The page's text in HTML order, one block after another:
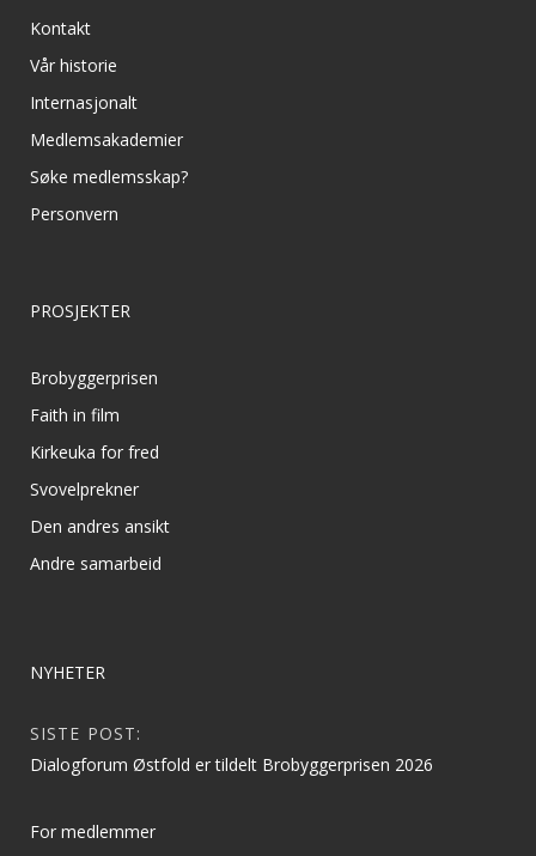
Kontakt
Vår historie
Internasjonalt
Medlemsakademier
Søke medlemsskap?
Personvern
PROSJEKTER
Brobyggerprisen
Faith in film
Kirkeuka for fred
Svovelprekner
Den andres ansikt
Andre samarbeid
NYHETER
SISTE POST:
Dialogforum Østfold er tildelt Brobyggerprisen 2026
For medlemmer